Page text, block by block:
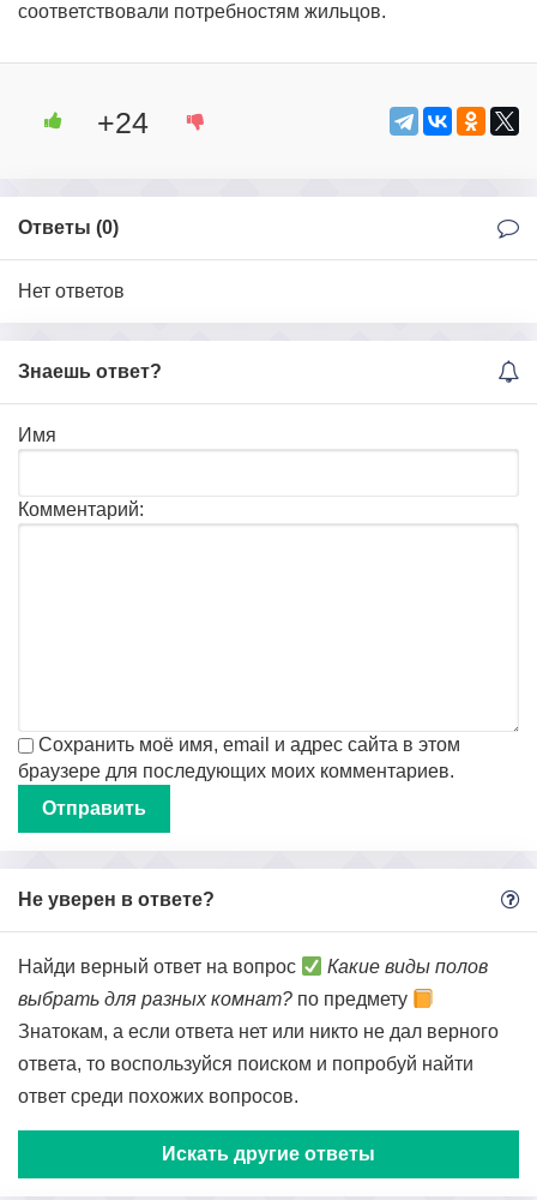
соответствовали потребностям жильцов.
+24
Ответы (0)
Нет ответов
Знаешь ответ?
Имя
Комментарий:
Сохранить моё имя, email и адрес сайта в этом
браузере для последующих моих комментариев.
Не уверен в ответе?
Найди верный ответ на вопрос
Какие виды полов
выбрать для разных комнат? по предмету
Знатокам, а если ответа нет или никто не дал верного
ответа, то воспользуйся поиском и попробуй найти
ответ среди похожих вопросов.
Искать другие ответы